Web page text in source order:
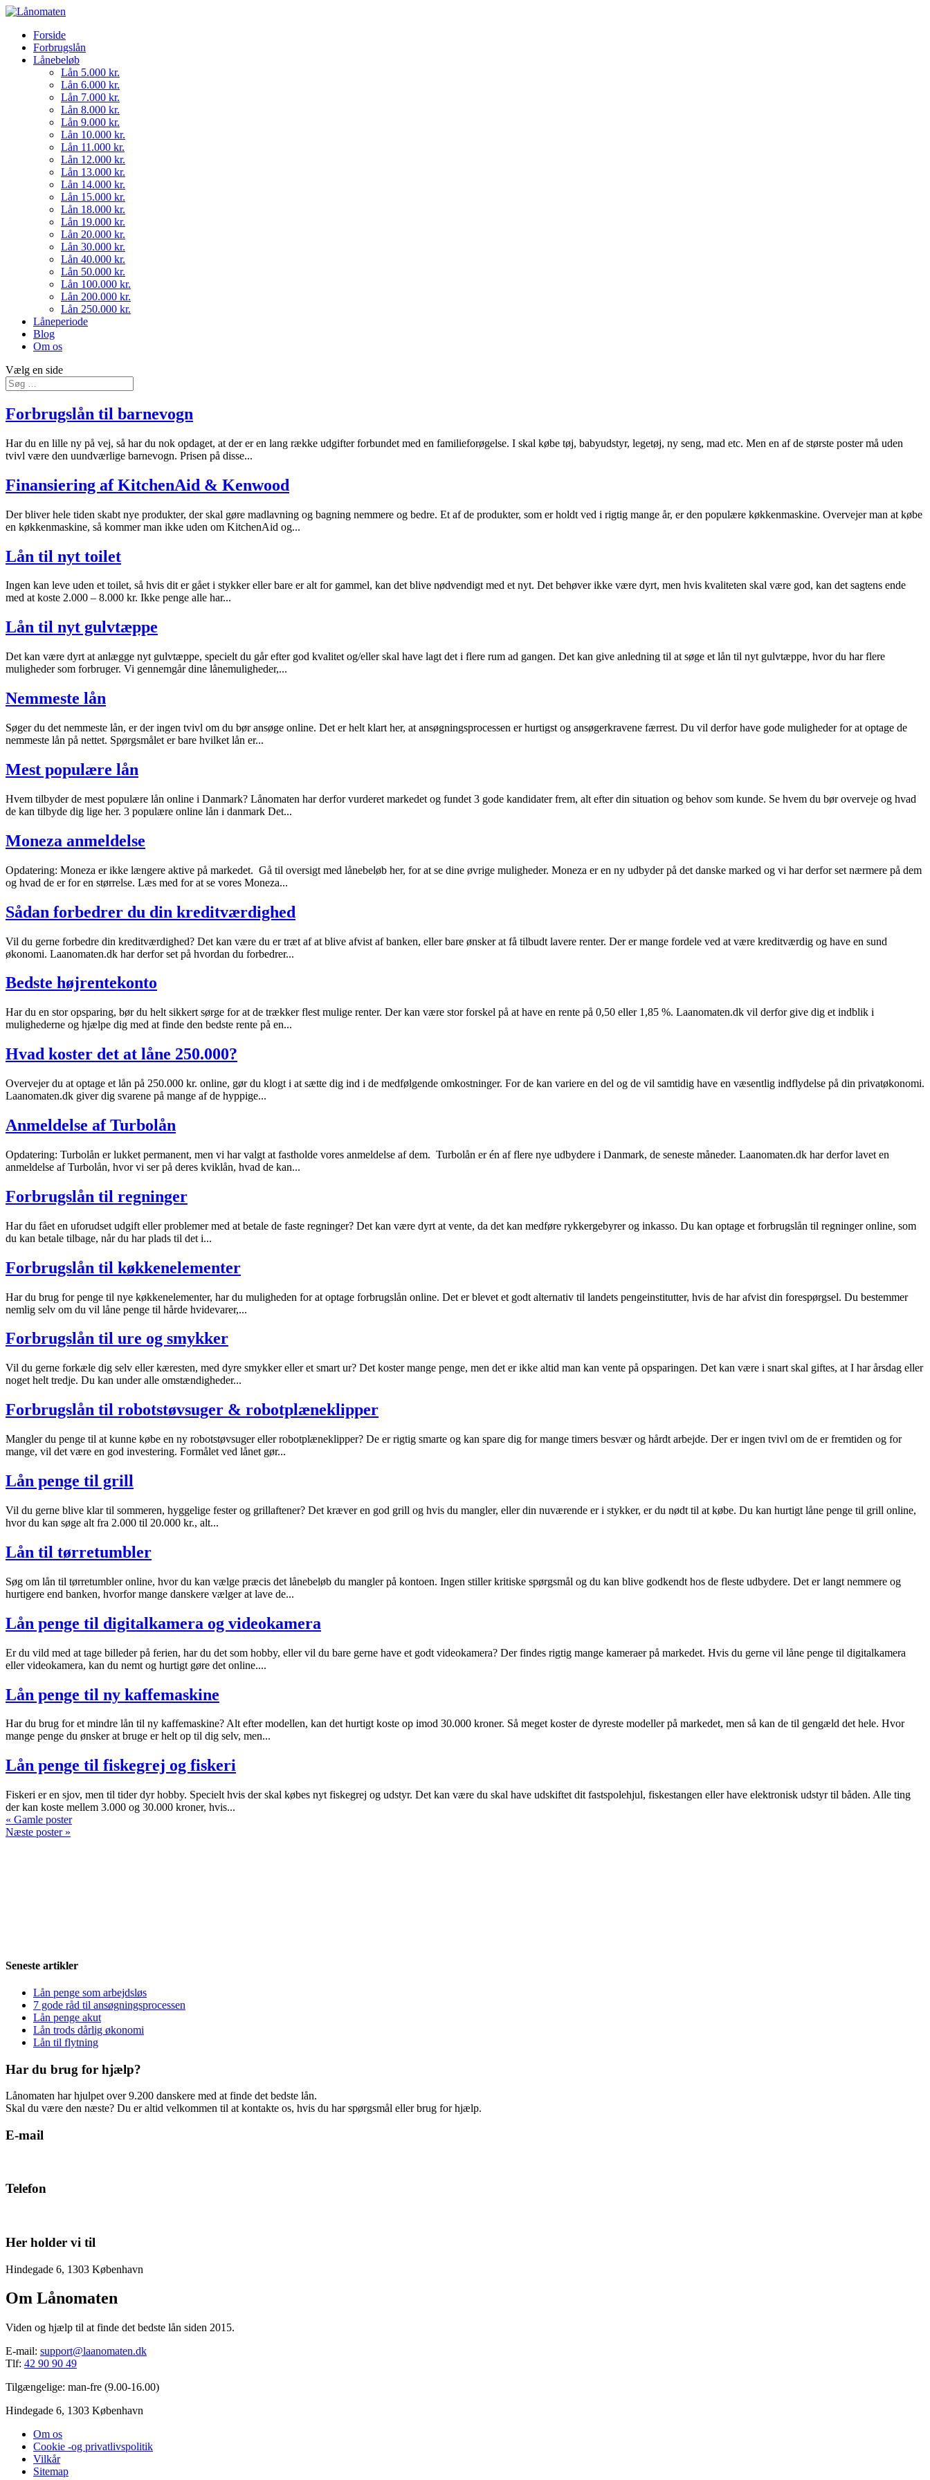
Forside
Forbrugslån
Lånebeløb
Lån 5.000 kr.
Lån 6.000 kr.
Lån 7.000 kr.
Lån 8.000 kr.
Lån 9.000 kr.
Lån 10.000 kr.
Lån 11.000 kr.
Lån 12.000 kr.
Lån 13.000 kr.
Lån 14.000 kr.
Lån 15.000 kr.
Lån 18.000 kr.
Lån 19.000 kr.
Lån 20.000 kr.
Lån 30.000 kr.
Lån 40.000 kr.
Lån 50.000 kr.
Lån 100.000 kr.
Lån 200.000 kr.
Lån 250.000 kr.
Låneperiode
Blog
Om os
Vælg en side
Forbrugslån til barnevogn
Har du en lille ny på vej, så har du nok opdaget, at der er en lang række udgifter forbundet med en familieforøgelse. I skal købe tøj, babyudstyr, legetøj, ny seng, mad etc. Men en af de største poster må uden
tvivl være den uundværlige barnevogn. Prisen på disse...
Finansiering af KitchenAid & Kenwood
Der bliver hele tiden skabt nye produkter, der skal gøre madlavning og bagning nemmere og bedre. Et af de produkter, som er holdt ved i rigtig mange år, er den populære køkkenmaskine. Overvejer man at købe
en køkkenmaskine, så kommer man ikke uden om KitchenAid og...
Lån til nyt toilet
Ingen kan leve uden et toilet, så hvis dit er gået i stykker eller bare er alt for gammel, kan det blive nødvendigt med et nyt. Det behøver ikke være dyrt, men hvis kvaliteten skal være god, kan det sagtens ende
med at koste 2.000 – 8.000 kr. Ikke penge alle har...
Lån til nyt gulvtæppe
Det kan være dyrt at anlægge nyt gulvtæppe, specielt du går efter god kvalitet og/eller skal have lagt det i flere rum ad gangen. Det kan give anledning til at søge et lån til nyt gulvtæppe, hvor du har flere
muligheder som forbruger. Vi gennemgår dine lånemuligheder,...
Nemmeste lån
Søger du det nemmeste lån, er der ingen tvivl om du bør ansøge online. Det er helt klart her, at ansøgningsprocessen er hurtigst og ansøgerkravene færrest. Du vil derfor have gode muligheder for at optage de
nemmeste lån på nettet. Spørgsmålet er bare hvilket lån er...
Mest populære lån
Hvem tilbyder de mest populære lån online i Danmark? Lånomaten har derfor vurderet markedet og fundet 3 gode kandidater frem, alt efter din situation og behov som kunde. Se hvem du bør overveje og hvad
de kan tilbyde dig lige her. 3 populære online lån i danmark Det...
Moneza anmeldelse
Opdatering: Moneza er ikke længere aktive på markedet. Gå til oversigt med lånebeløb her, for at se dine øvrige muligheder. Moneza er en ny udbyder på det danske marked og vi har derfor set nærmere på dem
og hvad de er for en størrelse. Læs med for at se vores Moneza...
Sådan forbedrer du din kreditværdighed
Vil du gerne forbedre din kreditværdighed? Det kan være du er træt af at blive afvist af banken, eller bare ønsker at få tilbudt lavere renter. Der er mange fordele ved at være kreditværdig og have en sund
økonomi. Laanomaten.dk har derfor set på hvordan du forbedrer...
Bedste højrentekonto
Har du en stor opsparing, bør du helt sikkert sørge for at de trækker flest mulige renter. Der kan være stor forskel på at have en rente på 0,50 eller 1,85 %. Laanomaten.dk vil derfor give dig et indblik i
mulighederne og hjælpe dig med at finde den bedste rente på en...
Hvad koster det at låne 250.000?
Overvejer du at optage et lån på 250.000 kr. online, gør du klogt i at sætte dig ind i de medfølgende omkostninger. For de kan variere en del og de vil samtidig have en væsentlig indflydelse på din privatøkonomi.
Laanomaten.dk giver dig svarene på mange af de hyppige...
Anmeldelse af Turbolån
Opdatering: Turbolån er lukket permanent, men vi har valgt at fastholde vores anmeldelse af dem. Turbolån er én af flere nye udbydere i Danmark, de seneste måneder. Laanomaten.dk har derfor lavet en
anmeldelse af Turbolån, hvor vi ser på deres kviklån, hvad de kan...
Forbrugslån til regninger
Har du fået en uforudset udgift eller problemer med at betale de faste regninger? Det kan være dyrt at vente, da det kan medføre rykkergebyrer og inkasso. Du kan optage et forbrugslån til regninger online, som
du kan betale tilbage, når du har plads til det i...
Forbrugslån til køkkenelementer
Har du brug for penge til nye køkkenelementer, har du muligheden for at optage forbrugslån online. Det er blevet et godt alternativ til landets pengeinstitutter, hvis de har afvist din forespørgsel. Du bestemmer
nemlig selv om du vil låne penge til hårde hvidevarer,...
Forbrugslån til ure og smykker
Vil du gerne forkæle dig selv eller kæresten, med dyre smykker eller et smart ur? Det koster mange penge, men det er ikke altid man kan vente på opsparingen. Det kan være i snart skal giftes, at I har årsdag eller
noget helt tredje. Du kan under alle omstændigheder...
Forbrugslån til robotstøvsuger & robotplæneklipper
Mangler du penge til at kunne købe en ny robotstøvsuger eller robotplæneklipper? De er rigtig smarte og kan spare dig for mange timers besvær og hårdt arbejde. Der er ingen tvivl om de er fremtiden og for
mange, vil det være en god investering. Formålet ved lånet gør...
Lån penge til grill
Vil du gerne blive klar til sommeren, hyggelige fester og grillaftener? Det kræver en god grill og hvis du mangler, eller din nuværende er i stykker, er du nødt til at købe. Du kan hurtigt låne penge til grill online,
hvor du kan søge alt fra 2.000 til 20.000 kr., alt...
Lån til tørretumbler
Søg om lån til tørretumbler online, hvor du kan vælge præcis det lånebeløb du mangler på kontoen. Ingen stiller kritiske spørgsmål og du kan blive godkendt hos de fleste udbydere. Det er langt nemmere og
hurtigere end banken, hvorfor mange danskere vælger at lave de...
Lån penge til digitalkamera og videokamera
Er du vild med at tage billeder på ferien, har du det som hobby, eller vil du bare gerne have et godt videokamera? Der findes rigtig mange kameraer på markedet. Hvis du gerne vil låne penge til digitalkamera
eller videokamera, kan du nemt og hurtigt gøre det online....
Lån penge til ny kaffemaskine
Har du brug for et mindre lån til ny kaffemaskine? Alt efter modellen, kan det hurtigt koste op imod 30.000 kroner. Så meget koster de dyreste modeller på markedet, men så kan de til gengæld det hele. Hvor
mange penge du ønsker at bruge er helt op til dig selv, men...
Lån penge til fiskegrej og fiskeri
Fiskeri er en sjov, men til tider dyr hobby. Specielt hvis der skal købes nyt fiskegrej og udstyr. Det kan være du skal have udskiftet dit fastspolehjul, fiskestangen eller have elektronisk udstyr til båden. Alle ting
der kan koste mellem 3.000 og 30.000 kroner, hvis...
« Gamle poster
Næste poster »
Seneste artikler
Lån penge som arbejdsløs
7 gode råd til ansøgningsprocessen
Lån penge akut
Lån trods dårlig økonomi
Lån til flytning
Har du brug for hjælp?
Lånomaten har hjulpet over 9.200 danskere med at finde det bedste lån.
Skal du være den næste? Du er altid velkommen til at kontakte os, hvis du har spørgsmål eller brug for hjælp.
E-mail
Telefon
Her holder vi til
Hindegade 6, 1303 København
Om Lånomaten
Viden og hjælp til at finde det bedste lån siden 2015.
E-mail: support@laanomaten.dk
Tlf: 42 90 90 49
Tilgængelige: man-fre (9.00-16.00)
Hindegade 6, 1303 København
Om os
Cookie -og privatlivspolitik
Vilkår
Sitemap